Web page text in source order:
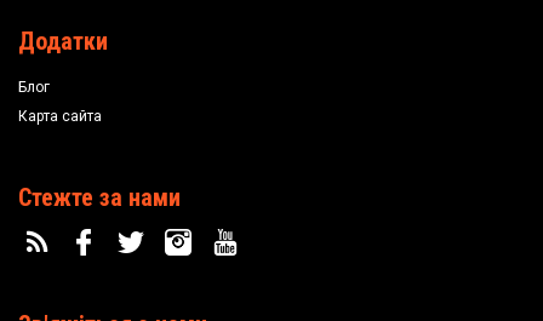
Додатки
Блог
Карта сайта
Стежте за нами